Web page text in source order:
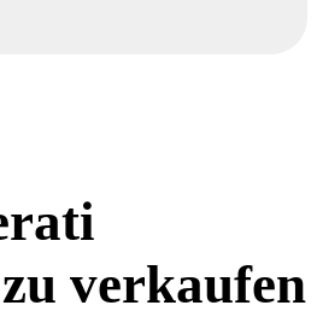
verkaufen